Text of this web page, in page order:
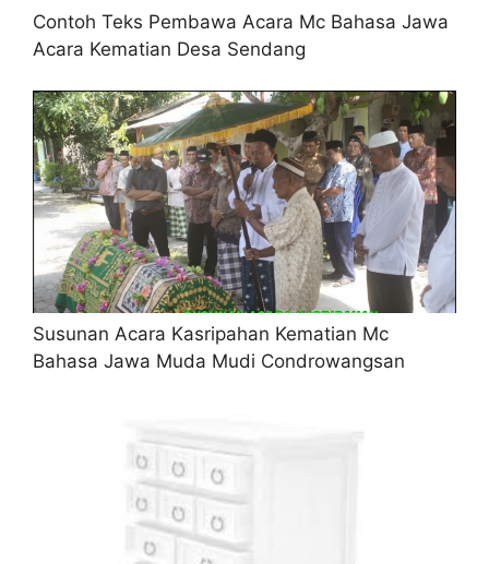
Contoh Teks Pembawa Acara Mc Bahasa Jawa
Acara Kematian Desa Sendang
Susunan Acara Kasripahan Kematian Mc
Bahasa Jawa Muda Mudi Condrowangsan